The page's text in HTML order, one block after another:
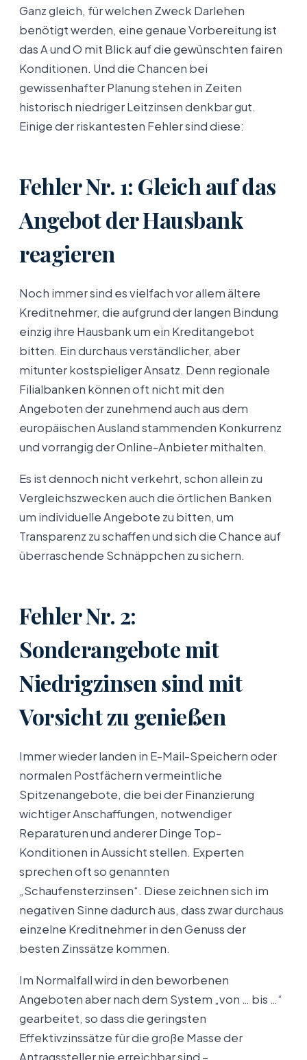
Ganz gleich, für welchen Zweck Darlehen
benötigt werden, eine genaue Vorbereitung ist
das A und O mit Blick auf die gewünschten fairen
Konditionen. Und die Chancen bei
gewissenhafter Planung stehen in Zeiten
historisch niedriger Leitzinsen denkbar gut.
Einige der riskantesten Fehler sind diese:
Fehler Nr. 1: Gleich auf das
Angebot der Hausbank
reagieren
Noch immer sind es vielfach vor allem ältere
Kreditnehmer, die aufgrund der langen Bindung
einzig ihre Hausbank um ein Kreditangebot
bitten. Ein durchaus verständlicher, aber
mitunter kostspieliger Ansatz. Denn regionale
Filialbanken können oft nicht mit den
Angeboten der zunehmend auch aus dem
europäischen Ausland stammenden Konkurrenz
und vorrangig der Online-Anbieter mithalten.
Es ist dennoch nicht verkehrt, schon allein zu
Vergleichszwecken auch die örtlichen Banken
um individuelle Angebote zu bitten, um
Transparenz zu schaffen und sich die Chance auf
überraschende Schnäppchen zu sichern.
Fehler Nr. 2:
Sonderangebote mit
Niedrigzinsen sind mit
Vorsicht zu genießen
Immer wieder landen in E-Mail-Speichern oder
normalen Postfächern vermeintliche
Spitzenangebote, die bei der Finanzierung
wichtiger Anschaffungen, notwendiger
Reparaturen und anderer Dinge Top-
Konditionen in Aussicht stellen. Experten
sprechen oft so genannten
„Schaufensterzinsen“. Diese zeichnen sich im
negativen Sinne dadurch aus, dass zwar durchaus
einzelne Kreditnehmer in den Genuss der
besten Zinssätze kommen.
Im Normalfall wird in den beworbenen
Angeboten aber nach dem System „von … bis …“
gearbeitet, so dass die geringsten
Effektivzinssätze für die große Masse der
Antragssteller nie erreichbar sind –